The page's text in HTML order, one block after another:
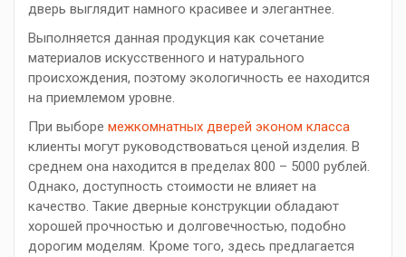
дверь выглядит намного красивее и элегантнее.
Выполняется данная продукция как сочетание
материалов искусственного и натурального
происхождения, поэтому экологичность ее находится
на приемлемом уровне.
При выборе межкомнатных дверей эконом класса
клиенты могут руководствоваться ценой изделия. В
среднем она находится в пределах 800 – 5000 рублей.
Однако, доступность стоимости не влияет на
качество. Такие дверные конструкции обладают
хорошей прочностью и долговечностью, подобно
дорогим моделям. Кроме того, здесь предлагается